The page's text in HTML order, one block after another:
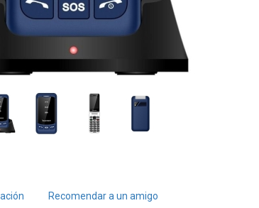
Recomendar a un amigo